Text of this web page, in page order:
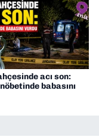
acı son:
babasını